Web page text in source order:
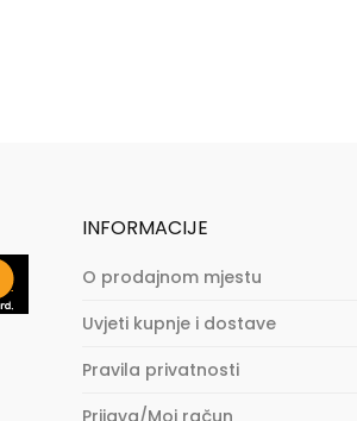
INFORMACIJE
O prodajnom mjestu
Uvjeti kupnje i dostave
Pravila privatnosti